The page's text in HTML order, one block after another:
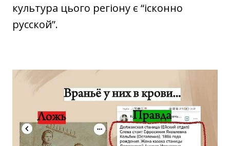
культура цього регіону є “ісконно
русской”.